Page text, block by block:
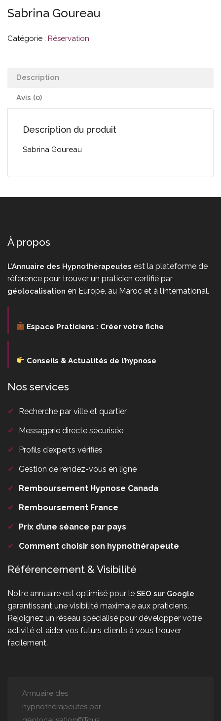
Sabrina Goureau
Catégorie : Réservation
Description
Avis (0)
Description du produit
Sabrina Goureau
À propos
L’Annuaire des Hypnothérapeutes est la plateforme de
référence pour trouver un praticien certifié par
géolocalisation en Europe, au Maroc et à l’international.
Espace Praticiens : Créer votre fiche
Conseils & Actualités de l’hypnose
Nos services
✔ Recherche par ville et quartier
✔ Messagerie directe sécurisée
✔ Profils d’experts vérifiés
✔ Gestion de rendez-vous en ligne
✔ Remboursement Hypnose Canada
✔ Remboursement France
✔ Prix d’une séance par pays
✔ Comment choisir son hypnothérapeute
Référencement & Visibilité
Notre annuaire est optimisé pour le SEO sur Google
garantissant une visibilité maximale aux praticiens.
Rejoignez un réseau spécialisé pour développer votre
activité et aider vos futurs clients à vous trouver
facilement.
Annuaire des
hypnothérapeutes par